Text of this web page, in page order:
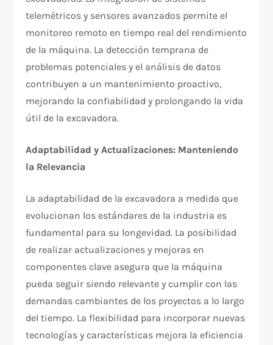
telemétricos y sensores avanzados permite el
monitoreo remoto en tiempo real del rendimiento
de la máquina. La detección temprana de
problemas potenciales y el análisis de datos
contribuyen a un mantenimiento proactivo,
mejorando la confiabilidad y prolongando la vida
útil de la excavadora.
Adaptabilidad y Actualizaciones: Manteniendo
la Relevancia
La adaptabilidad de la excavadora a medida que
evolucionan los estándares de la industria es
fundamental para su longevidad. La posibilidad
de realizar actualizaciones y mejoras en
componentes clave asegura que la máquina
pueda seguir siendo relevante y cumplir con las
demandas cambiantes de los proyectos a lo largo
del tiempo. La flexibilidad para incorporar nuevas
tecnologías y características mejora la eficiencia